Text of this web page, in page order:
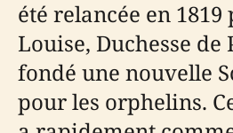
été relancée en
Louise, Duchesse de
fondé une nouvelle
pour les orphelins.